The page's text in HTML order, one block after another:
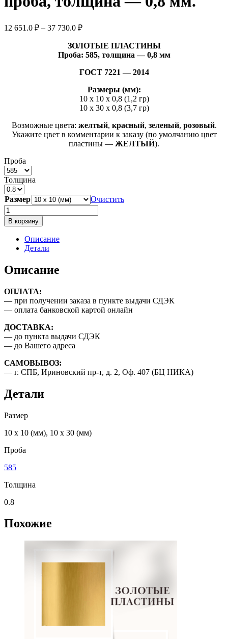
12 651.0 ₽ – 37 730.0 ₽Диапазон
12
651.0 ₽
37
ЗОЛОТЫЕ ПЛАСТИНЫ
Проба: 585, толщина — 0,8 мм
ГОСТ 7221 — 2014
Размеры (мм):
10 х 10 х 0,8 (1,2 гр)
10 х 30 х 0,8 (3,7 гр)
Возможные цвета: желтый, красный, зеленый, розовый.
Укажите цвет в комментарии к заказу (по умолчанию цвет
пластины — ЖЕЛТЫЙ).
Проба
Толщина
Размер
Очистить
Количество
товара
Пластина
золота,
проба,
толщина
0,8
мм.
В корзину
Описание
Детали
Описание
ОПЛАТА:
— при получении заказа в пункте выдачи СДЭК
— оплата банковской картой онлайн
ДОСТАВКА:
— до пункта выдачи СДЭК
— до Вашего адреса
САМОВЫВОЗ:
— г. СПБ, Ириновский пр-т, д. 2, Оф. 407 (БЦ НИКА)
Детали
Размер
10 х 10 (мм), 10 х 30 (мм)
Проба
585
Толщина
0.8
Похожие